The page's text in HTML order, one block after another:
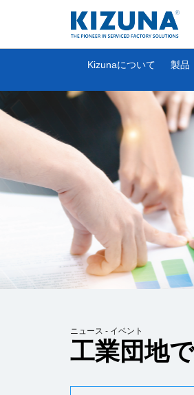
Kizunaについて 製品
ニュース - イベント
工業団地